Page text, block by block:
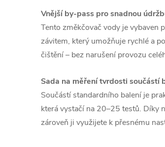
Vnější by-pass pro snadnou
Tento změkčovač vody je
závitem, který umožňuje rychlé a
čištění – bez narušení provozu
Sada na měření tvrdosti součástí
Součástí standardního balení je
která vystačí na 20–25 testů. Díky
zároveň ji využijete k přesnému